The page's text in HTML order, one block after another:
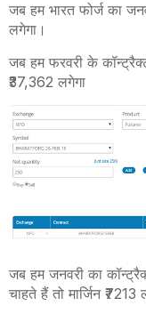
जब हम भारत फोर्ज का
लगेगा।
जब हम फरवरी के
₹37,362 लगेगा
जब हम जनवरी का
चाहते हैं तो मार्जिन ₹7213